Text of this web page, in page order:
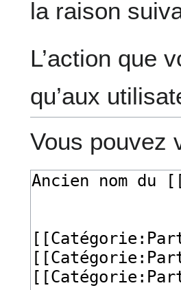
la raison
L’action que
qu’aux
Vous pouvez